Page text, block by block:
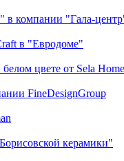
в компании "Гала-
в "Евродоме"
цвете от Sela Home
FineDesignGroup
керамики"